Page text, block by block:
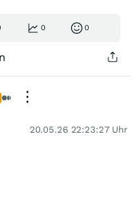
0 0
20.05.26 22:23:27 Uhr